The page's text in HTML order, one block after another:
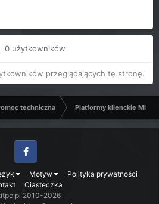
0 użytkowników
przeglądających tę stronę.
techniczna Platformy klienckie
Motyw
Polityka prywatności
Ciasteczka
Facebook
2010-2026